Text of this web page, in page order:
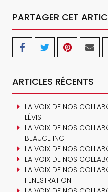
PARTAGER CET
ARTICLES RÉCENTS
LA VOIX DE NOS
LÉVIS
LA VOIX DE NOS
BEAUCE INC.
LA VOIX DE NOS
LA VOIX DE NOS
LA VOIX DE NOS
FENESTRATION